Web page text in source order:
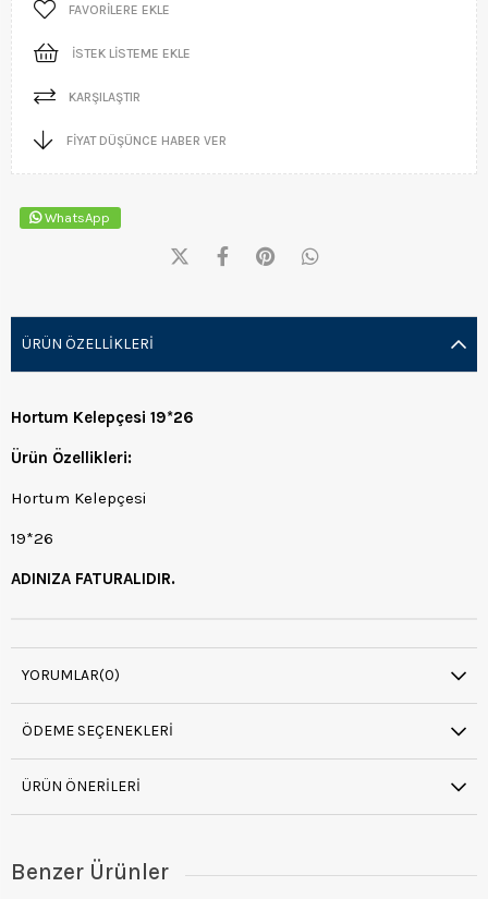
FAVORILERE EKLE
İSTEK LISTEME EKLE
KARŞILAŞTIR
FIYAT DÜŞÜNCE HABER VER
WhatsApp
ÜRÜN ÖZELLIKLERI
Hortum Kelepçesi 19*26
Ürün Özellikleri:
Hortum Kelepçesi
19*26
ADINIZA FATURALIDIR.
YORUMLAR(0)
ÖDEME SEÇENEKLERI
ÜRÜN ÖNERILERI
Benzer Ürünler